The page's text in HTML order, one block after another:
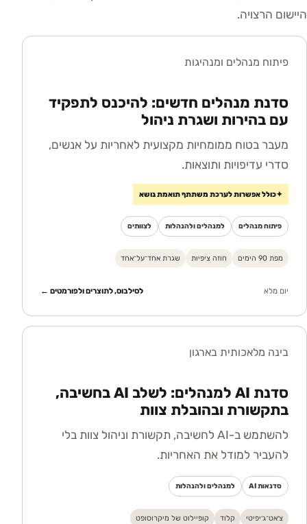
היישום הרצויה.
פיתוח מנהלים ומנהיגות
סדנת מנהלים חדשים: להיכנס לתפקיד
עם בהירות ושגרת ניהול
מעבר בטוח ממומחיות מקצועית לאחריות על אנשים,
סדרי עדיפויות ותוצאות.
✦כולל אפשרות לערכת משתתף תואמת נושא
פיתוח מנהלים למנהלים ולהנהלות לצוותים
מפת 90 הימים חוזה ציפיות שגרת אחד־על־אחד
יום מלא לסילבוס, לתוצרים ולפורמטים ←
בינה מלאכותית בארגון
סדנת AI למנהלים: לשלב AI בחשיבה,
בתקשורת ובהובלת צוות
להשתמש ב-AI לחשיבה, תקשורת וניהול צוות בלי
להעביר למודל את האחריות.
סדנאות AI למנהלים ולהנהלות
צ׳אט־ג׳יפיטי קלוד קופיילוט של מיקרוסופט